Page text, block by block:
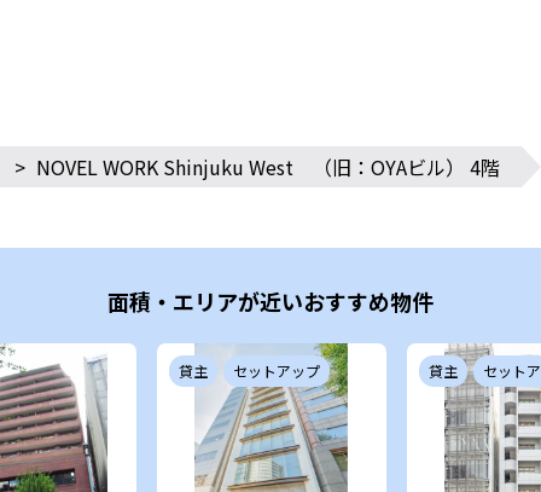
> NOVEL WORK Shinjuku West （旧：OYAビル） 4階
面積・エリアが近いおすすめ物件
貸主 セットアップ 貸主 セット